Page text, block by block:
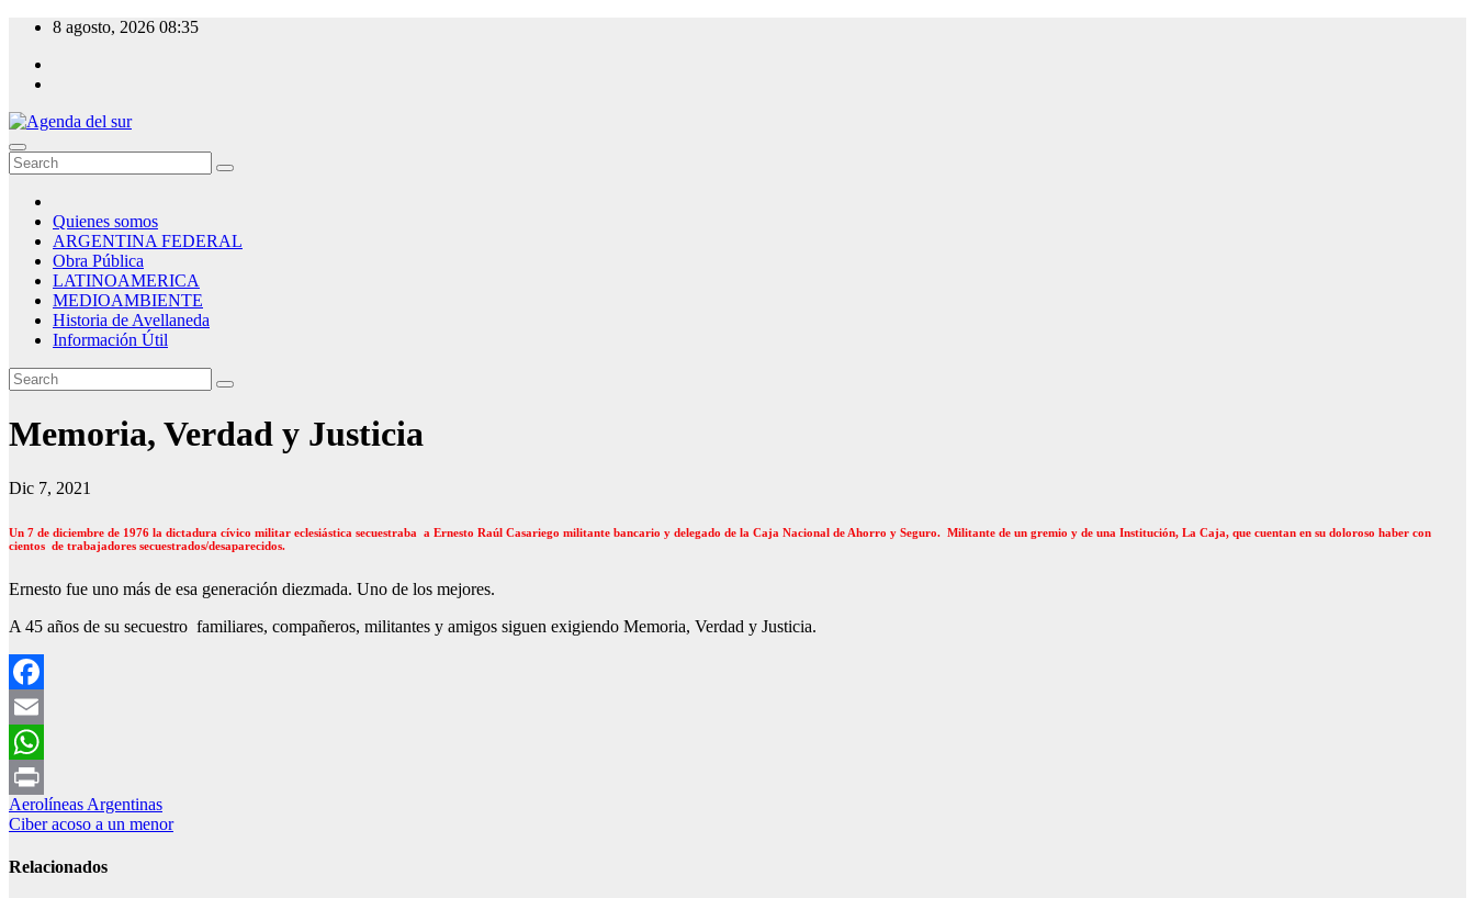
Skip
content
8 agosto, 2026 08:35
Agenda del sur
Quienes somos
ARGENTINA FEDERAL
Obra Pública
LATINOAMERICA
MEDIOAMBIENTE
Historia de Avellaneda
Información Útil
Memoria, Verdad y Justicia
Dic 7, 2021
Un 7 de diciembre de 1976 la dictadura cívico militar eclesiástica secuestraba a Ernesto Raúl Casariego militante bancario y delegado de la Caja Nacional de Ahorro y Seguro. Militante de un gremio y de una Institución, La Caja, que cuentan en su doloroso haber con
cientos de trabajadores secuestrados/desaparecidos.
Ernesto fue uno más de esa generación diezmada. Uno de los mejores.
A 45 años de su secuestro familiares, compañeros, militantes y amigos siguen exigiendo Memoria, Verdad y Justicia.
Facebook
Email
WhatsApp
Print
Navegación
de
entradas
Aerolíneas Argentinas
Ciber acoso a un menor
Relacionados